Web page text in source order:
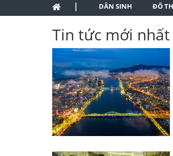
| DÂN SINH ĐÔ
Tin tức mới